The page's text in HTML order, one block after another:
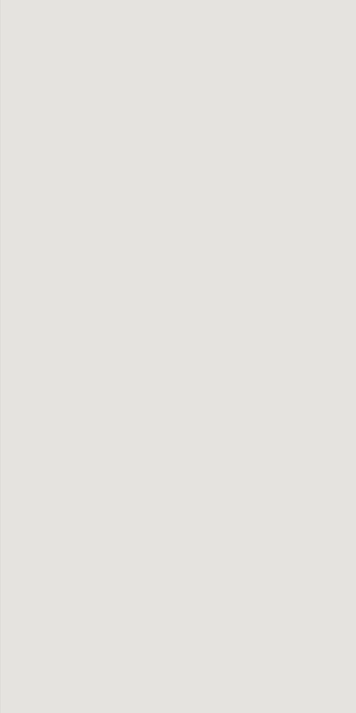
DETAILS ANZEIGEN
DETAILS ANZEIGEN
DETAILS ANZEIGEN